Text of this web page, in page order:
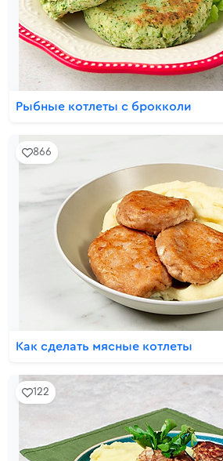
Рыбные котлеты с брокколи
866
Как сделать мясные котлеты
122